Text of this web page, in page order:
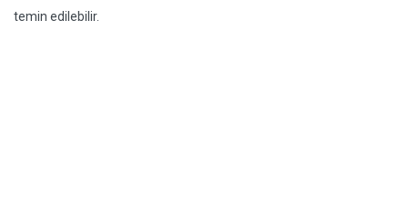
temin edilebilir.